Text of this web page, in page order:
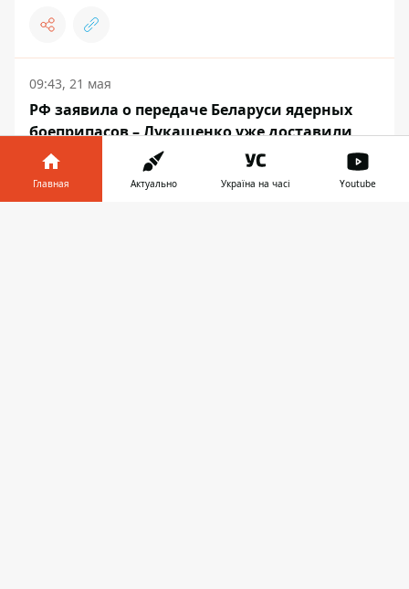
09:43, 21 мая
РФ заявила о передаче Беларуси ядерных
боеприпасов – Лукашенко уже доставили
несколько боезарядов
Главная Актуально Україна на часі Youtube